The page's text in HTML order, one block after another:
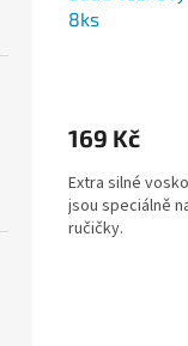
8ks
169 Kč
Extra silné
jsou speciálně
ručičky.